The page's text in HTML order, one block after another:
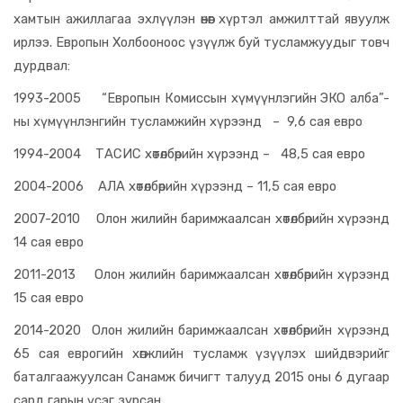
хамтын ажиллагаа эхлүүлэн өнөөг хүртэл амжилттай явуулж
ирлээ. Европын Холбооноос үзүүлж буй тусламжуудыг товч
дурдвал:
1993-2005 “Европын Комиссын хүмүүнлэгийн ЭКО алба”-
ны хүмүүнлэнгийн тусламжийн хүрээнд – 9,6 сая евро
1994-2004 ТАСИС хөтөлбөрийн хүрээнд – 48,5 сая евро
2004-2006 АЛА хөтөлбөрийн хүрээнд – 11,5 сая евро
2007-2010 Олон жилийн баримжаалсан хөтөлбөрийн хүрээнд
14 сая евро
2011-2013 Олон жилийн баримжаалсан хөтөлбөрийн хүрээнд
15 сая евро
2014-2020 Олон жилийн баримжаалсан хөтөлбөрийн хүрээнд
65 сая еврогийн хөгжлийн тусламж үзүүлэх шийдвэрийг
баталгаажуулсан Санамж бичигт талууд 2015 оны 6 дугаар